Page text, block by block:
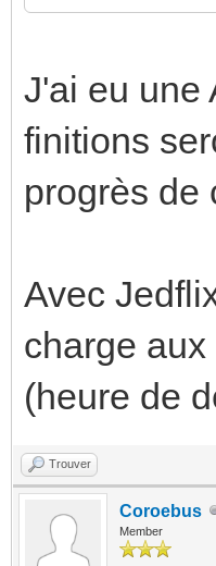
J'ai eu une
finitions
progrès de
Avec
charge
(heure de
Trouver
Coroebus
Member